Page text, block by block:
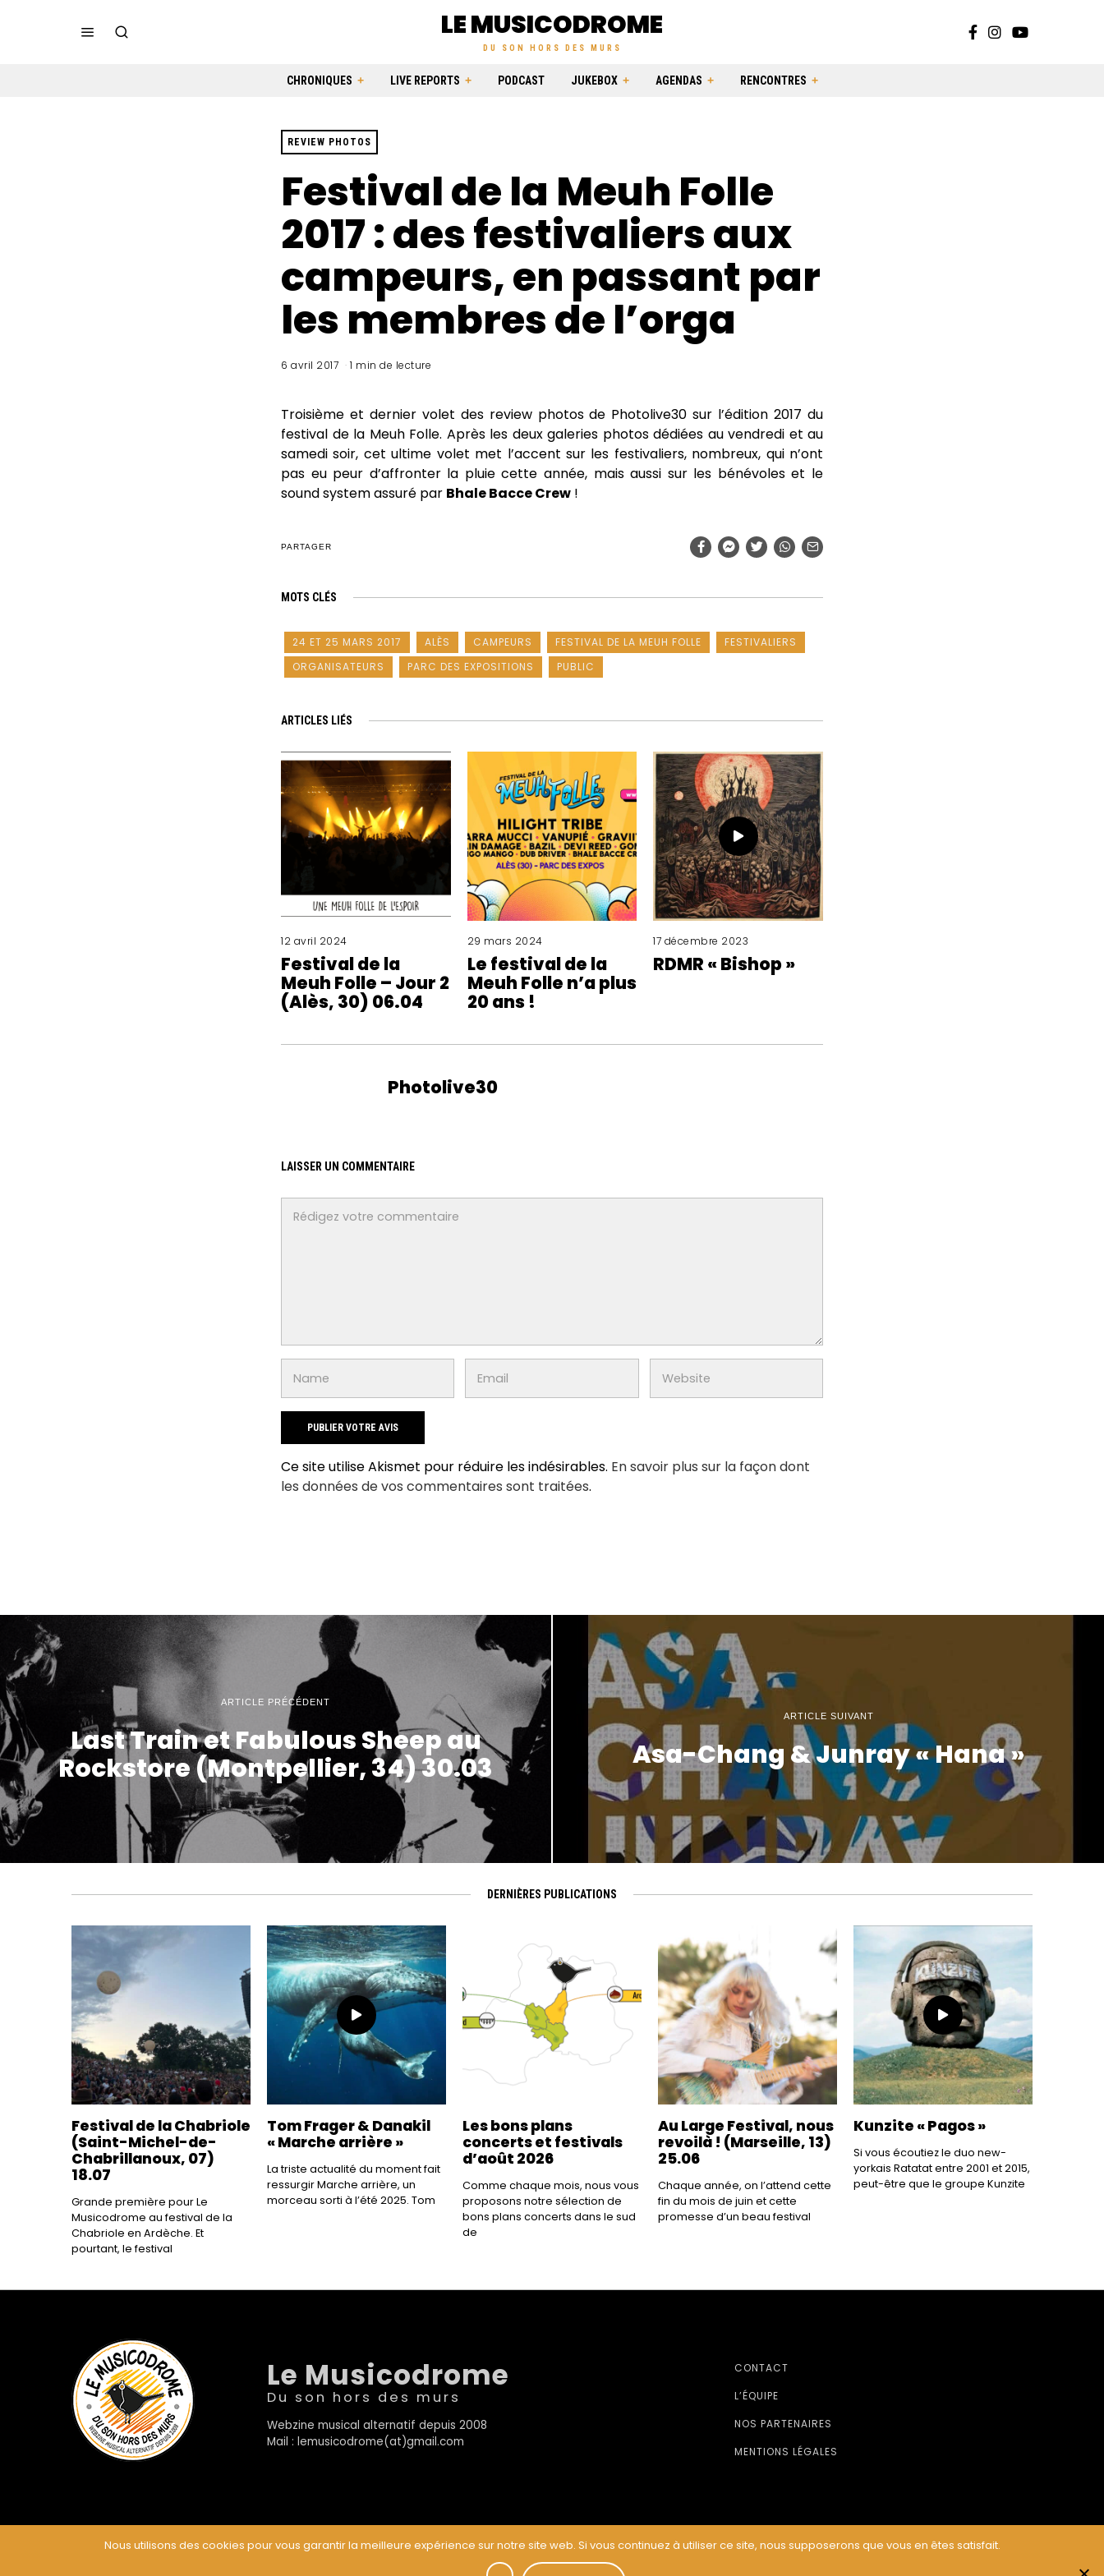
LE MUSICODROME
DU SON HORS DES MURS
CHRONIQUES LIVE REPORTS PODCAST JUKEBOX AGENDAS RENCONTRES
REVIEW PHOTOS
Festival de la Meuh Folle
2017 : des festivaliers aux
campeurs, en passant par
les membres de l’orga
6 avril 2017 1 min de lecture
Troisième et dernier volet des review photos de Photolive30 sur l’édition 2017 du
festival de la Meuh Folle. Après les deux galeries photos dédiées au vendredi et au
samedi soir, cet ultime volet met l’accent sur les festivaliers, nombreux, qui n’ont
pas eu peur d’affronter la pluie cette année, mais aussi sur les bénévoles et le
sound system assuré par Bhale Bacce Crew !
PARTAGER
MOTS CLÉS
24 ET 25 MARS 2017 ALÈS CAMPEURS FESTIVAL DE LA MEUH FOLLE
FESTIVALIERS
ORGANISATEURS
PARC DES EXPOSITIONS PUBLIC
ARTICLES LIÉS
12 avril 2024
Festival de la
Meuh Folle – Jour 2
(Alès, 30) 06.04
29 mars 2024
Le festival de la
Meuh Folle n’a plus
20 ans !
17 décembre 2023
RDMR « Bishop »
Photolive30
LAISSER UN COMMENTAIRE
Ce site utilise Akismet pour réduire les indésirables. En savoir plus sur la façon dont
les données de vos commentaires sont traitées.
ARTICLE PRÉCÉDENT
Last Train et Fabulous Sheep au
Rockstore (Montpellier, 34) 30.03
ARTICLE SUIVANT
Asa-Chang & Junray « Hana »
DERNIÈRES PUBLICATIONS
Festival de la Chabriole
(Saint-Michel-de-
Chabrillanoux, 07)
18.07
Grande première pour Le
Musicodrome au festival de la
Chabriole en Ardèche. Et
pourtant, le festival
Tom Frager & Danakil
« Marche arrière »
La triste actualité du moment fait
ressurgir Marche arrière, un
morceau sorti à l’été 2025. Tom
Les bons plans
concerts et festivals
d’août 2026
Comme chaque mois, nous vous
proposons notre sélection de
bons plans concerts dans le sud
de
Au Large Festival, nous
revoilà ! (Marseille, 13)
25.06
Chaque année, on l’attend cette
fin du mois de juin et cette
promesse d’un beau festival
Kunzite « Pagos »
Si vous écoutiez le duo new-
yorkais Ratatat entre 2001 et 2015,
peut-être que le groupe Kunzite
Le Musicodrome
Du son hors des murs
Webzine musical alternatif depuis 2008
Mail : lemusicodrome(at)gmail.com
CONTACT
L’ÉQUIPE
NOS PARTENAIRES
MENTIONS LÉGALES
Nous utilisons des cookies pour vous garantir la meilleure expérience sur notre site web. Si vous continuez à utiliser ce site, nous supposerons que vous en êtes satisfait.